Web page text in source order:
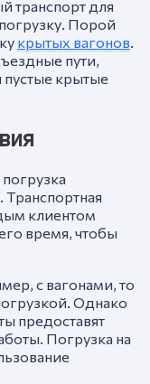
транспорт для
Порой
крытых вагонов
пути,
пустые крытые
Транспортная
клиентом
время, чтобы
с вагонами, то
Однако
предоставят
Погрузка на